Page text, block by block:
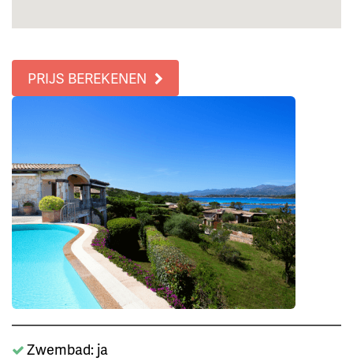
PRIJS BEREKENEN
Zwembad: ja